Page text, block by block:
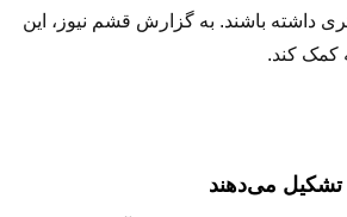
داشته باشند. به گزارش قشم نیوز، این
کمک کند.